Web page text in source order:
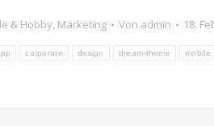
& Hobby, Marketing Von admin 18.
corporate design dream-theme mobile